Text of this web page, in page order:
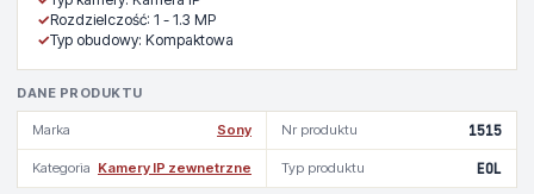
✓Rozdzielczość: 1 - 1.3 MP
✓Typ obudowy: Kompaktowa
DANE PRODUKTU
Marka Sony Nr produktu 1515
Kategoria Kamery IP zewnetrzne Typ produktu EOL